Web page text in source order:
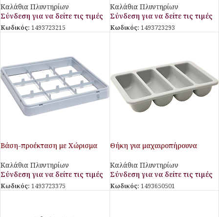
Καλάθια Πλυντηρίων
Σύνδεση για να δείτε τις τιμές
Κωδικός: 1493723215
Καλάθια Πλυντηρίων
Σύνδεση για να δείτε τις τιμές
Κωδικός: 1493723293
Βάση-προέκταση με Χώρισμα
Καλάθια Πλυντηρίων
Σύνδεση για να δείτε τις τιμές
Κωδικός: 1493723375
Θήκη για μαχαιροπήρουνα
Καλάθια Πλυντηρίων
Σύνδεση για να δείτε τις τιμές
Κωδικός: 1493650501